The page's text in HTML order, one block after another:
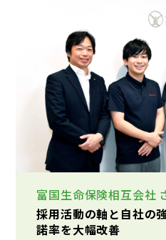
富国生命保険相互会社
採用活動の軸と自社の
諾率を大幅改善